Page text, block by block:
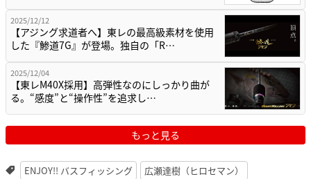
2025/12/12
【アジング求道者へ】東レの最高級素材を使用
した『鯵道7G』が登場。独自の「R…
2025/12/04
【東レM40X採用】高弾性なのにしっかり曲が
る。“感度”と“操作性”を追求し…
もっと見る
ENJOY!! バスフィッシング
広瀬達樹（ヒロセマン）